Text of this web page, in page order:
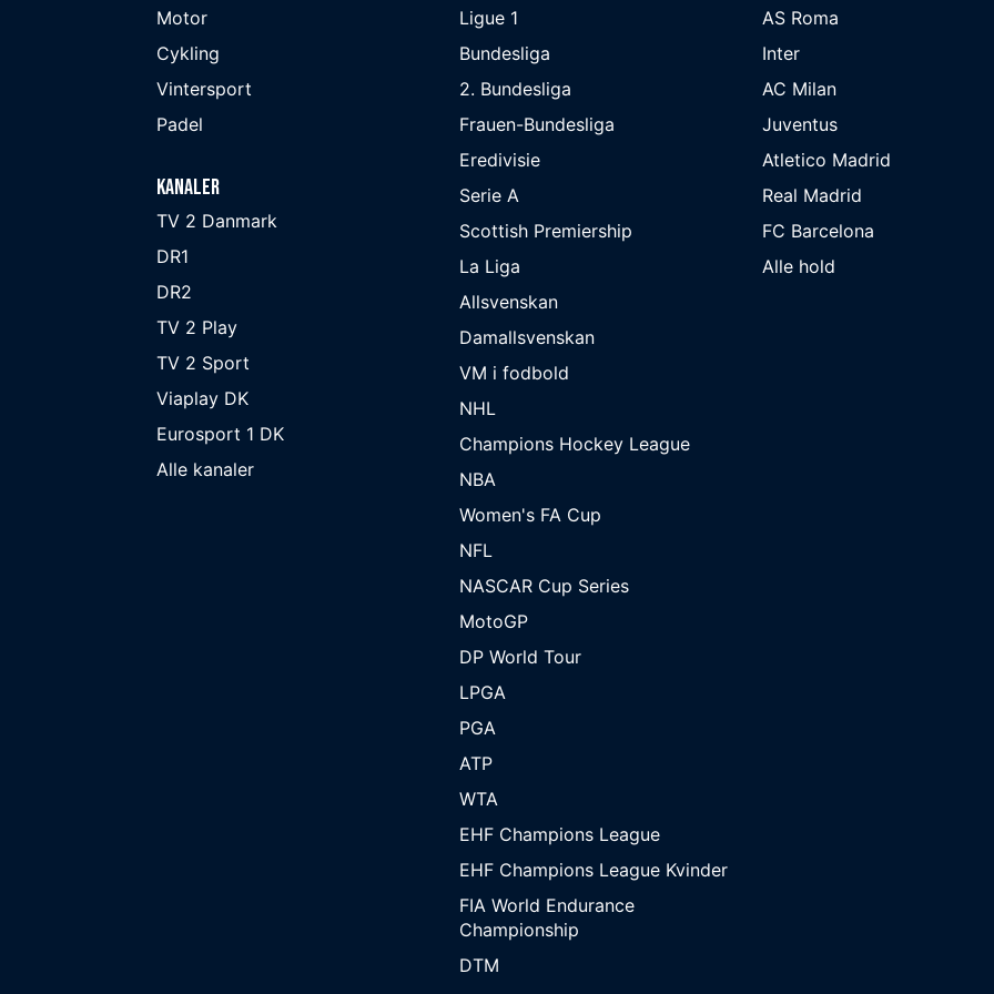
Motor
Cykling
Vintersport
Padel
Kanaler
TV 2 Danmark
DR1
DR2
TV 2 Play
TV 2 Sport
Viaplay DK
Eurosport 1 DK
Alle kanaler
Ligue 1
Bundesliga
2. Bundesliga
Frauen-Bundesliga
Eredivisie
Serie A
Scottish Premiership
La Liga
Allsvenskan
Damallsvenskan
VM i fodbold
NHL
Champions Hockey League
NBA
Women's FA Cup
NFL
NASCAR Cup Series
MotoGP
DP World Tour
LPGA
PGA
ATP
WTA
EHF Champions League
EHF Champions League Kvinder
FIA World Endurance
Championship
DTM
AS Roma
Inter
AC Milan
Juventus
Atletico Madrid
Real Madrid
FC Barcelona
Alle hold